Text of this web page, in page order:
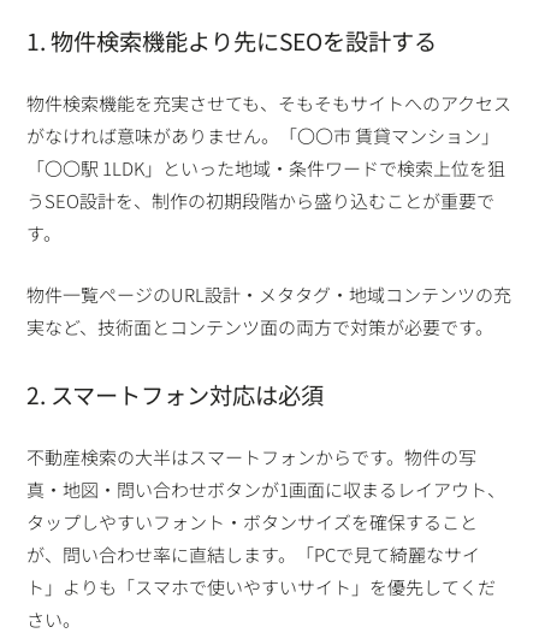
1. 物件検索機能より先にSEOを設計する
物件検索機能を充実させても、そもそもサイトへのアクセス
がなければ意味がありません。「〇〇市 賃貸マンション」
「〇〇駅 1LDK」といった地域・条件ワードで検索上位を狙
うSEO設計を、制作の初期段階から盛り込むことが重要で
す。
物件一覧ページのURL設計・メタタグ・地域コンテンツの充
実など、技術面とコンテンツ面の両方で対策が必要です。
2. スマートフォン対応は必須
不動産検索の大半はスマートフォンからです。物件の写
真・地図・問い合わせボタンが1画面に収まるレイアウト、
タップしやすいフォント・ボタンサイズを確保すること
が、問い合わせ率に直結します。「PCで見て綺麗なサイ
ト」よりも「スマホで使いやすいサイト」を優先してくだ
さい。